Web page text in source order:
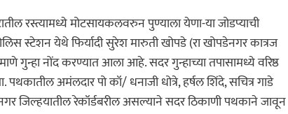
रस्त्यामध्ये मोटसायकलवरुन पुण्याला येणा-या जोडप्याची
स्टेशन येथे फिर्यादी सुरेश मारुती खोपडे (रा खोपडेनगर कात्रज
गुन्हा नोंद करण्यात आला आहे. सदर गुन्हाच्या तपासामध्ये वरिष्ठ
अमंलदार पो कॉ/ धनाजी धोत्रे, हर्षल शिंदे, सचित्र गाडे
जिल्हयातील रेकॉर्डबरील असल्याने सदर ठिकाणी पथकाने जावून